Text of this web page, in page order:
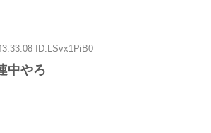
ID:LSvx1PiB0
中やろ